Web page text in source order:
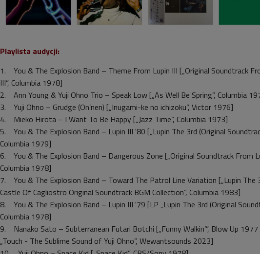
Playlista audycji:
1. You & The Explosion Band – Theme From Lupin III [„Original Soundtrack
III”, Columbia 1978]
2. Ann Young & Yuji Ohno Trio – Speak Low [„As Well Be Spring”, Columbia
3. Yuji Ohno – Grudge (On’nen) [„Inugami-ke no ichizoku”, Victor 1976]
4. Mieko Hirota – I Want To Be Happy [„Jazz Time”, Columbia 1973]
5. You & The Explosion Band – Lupin III '80 [„Lupin The 3rd (Original
Columbia 1979]
6. You & The Explosion Band – Dangerous Zone [„Original Soundtrack From
Columbia 1978]
7. You & The Explosion Band – Toward The Patrol Line Variation [„Lupin The
Castle Of Cagliostro Original Soundtrack BGM Collection”, Columbia 1983]
8. You & The Explosion Band – Lupin III '79 [LP „Lupin The 3rd (Original
Columbia 1978]
9. Nanako Sato – Subterranean Futari Botchi [„Funny Walkin’”, Blow Up
„Touch - The Sublime Sound of Yuji Ohno”, Wewantsounds 2023]